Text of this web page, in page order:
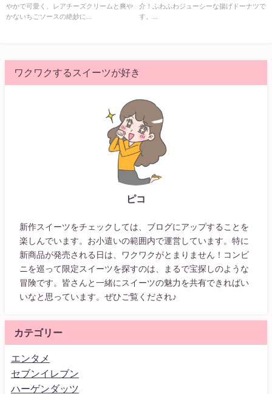
やかで可愛く、レアチーズクリームと爽や
かないちごソースの絶妙に...
介！ふわふわジューシーな揚げドーナツで
す。...
ワクワクするスイーツが好き
ピコ
新作スイーツをチェックしては、ブログにアップすることを
楽しんでいます。お小遣いの範囲内で運営しています。特に
新商品が発売される日は、ワクワクがとまりません！コンビ
ニを巡って限定スイーツを探すのは、まるで宝探しのような
冒険です。皆さんと一緒にスイーツの魅力を共有できればい
いなと思っています。ぜひご覧くだされ♪
カテゴリー
エンタメ
セブンイレブン
ハーゲンダッツ